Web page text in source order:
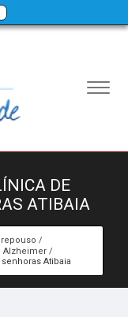
DE
ATIBAIA
Alzheimer
Atibaia